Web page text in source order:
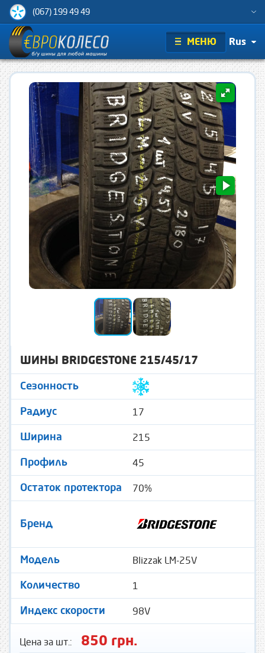
(067) 199 49 49
МЕНЮ Rus
ШИНЫ BRIDGESTONE 215/45/17
Сезонность
Радиус 17
Ширина 215
Профиль 45
Остаток протектора 70%
Бренд
Модель Blizzak LM-25V
Количество 1
Индекс скорости 98V
Цена за шт.: 850 грн.